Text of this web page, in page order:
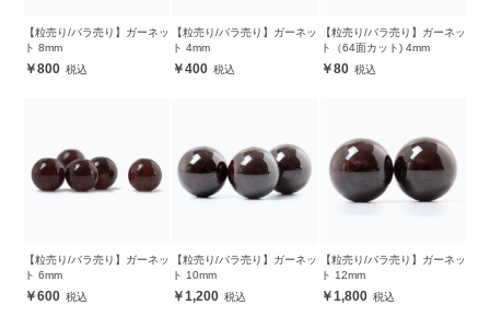
【粒売り/バラ売り】ガーネッ
ト 8mm
800
【粒売り/バラ売り】ガーネッ
ト 4mm
400
【粒売り/バラ売り】ガーネッ
ト（64面カット) 4mm
80
【粒売り/バラ売り】ガーネッ
ト 6mm
600
【粒売り/バラ売り】ガーネッ
ト 10mm
1,200
【粒売り/バラ売り】ガーネッ
ト 12mm
1,800